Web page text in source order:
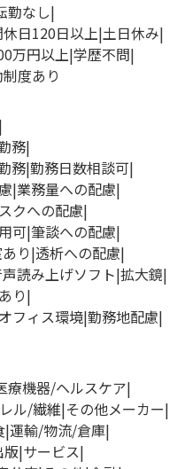
勤なし
日120日以上 土日休み
万円以上 学歴不問
度あり
務
務 勤務日数相談可
業務量への配慮
クへの配慮
可 筆談への配慮
り 透析への配慮
読み上げソフト 拡大鏡
り
フィス環境 勤務地配慮
療機器/ヘルスケア
ル/繊維 その他メーカー
運輸/物流/倉庫
版 サービス